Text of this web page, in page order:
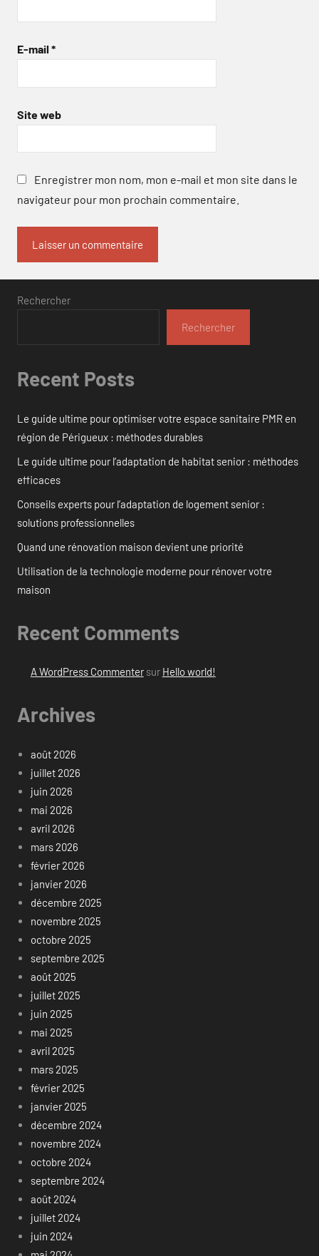
E-mail *
Site web
Enregistrer mon nom, mon e-mail et mon site dans le
navigateur pour mon prochain commentaire.
Rechercher
Rechercher
Recent Posts
Le guide ultime pour optimiser votre espace sanitaire PMR en
région de Périgueux : méthodes durables
Le guide ultime pour l’adaptation de habitat senior : méthodes
efficaces
Conseils experts pour l’adaptation de logement senior :
solutions professionnelles
Quand une rénovation maison devient une priorité
Utilisation de la technologie moderne pour rénover votre
maison
Recent Comments
A WordPress Commentersur Hello world!
Archives
août 2026
juillet 2026
juin 2026
mai 2026
avril 2026
mars 2026
février 2026
janvier 2026
décembre 2025
novembre 2025
octobre 2025
septembre 2025
août 2025
juillet 2025
juin 2025
mai 2025
avril 2025
mars 2025
février 2025
janvier 2025
décembre 2024
novembre 2024
octobre 2024
septembre 2024
août 2024
juillet 2024
juin 2024